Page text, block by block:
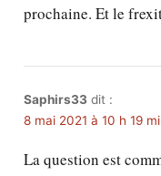
prochaine. Et le
Saphirs33 dit :
8 mai 2021 à 10 h 19
La question est